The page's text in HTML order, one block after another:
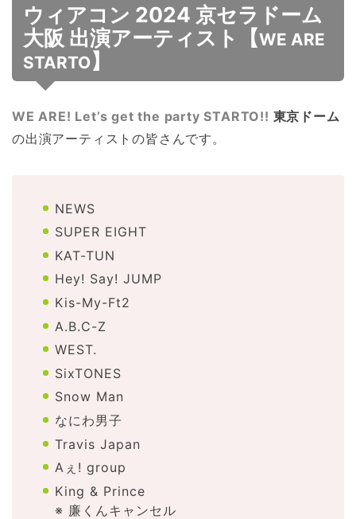
ウィアコン 2024 京セラドーム
大阪 出演アーティスト【WE ARE
STARTO】
WE ARE! Let’s get the party STARTO!! 東京ドーム
の出演アーティストの皆さんです。
NEWS
SUPER EIGHT
KAT-TUN
Hey! Say! JUMP
Kis-My-Ft2
A.B.C-Z
WEST.
SixTONES
Snow Man
なにわ男子
Travis Japan
Aぇ! group
King & Prince
※ 廉くんキャンセル